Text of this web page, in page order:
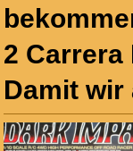
2 Carrera
Damit wir